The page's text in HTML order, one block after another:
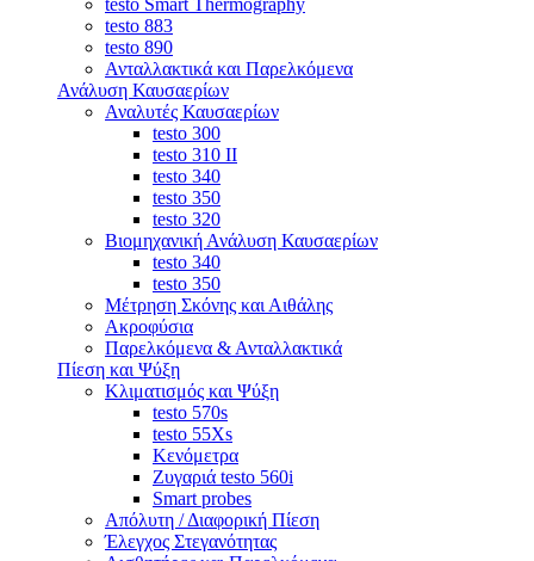
testo Smart Thermography
testo 883
testo 890
Ανταλλακτικά και Παρελκόμενα
Ανάλυση Καυσαερίων
Αναλυτές Καυσαερίων
testo 300
testo 310 ΙΙ
testo 340
testo 350
testo 320
Βιομηχανική Ανάλυση Καυσαερίων
testo 340
testo 350
Μέτρηση Σκόνης και Αιθάλης
Ακροφύσια
Παρελκόμενα & Ανταλλακτικά
Πίεση και Ψύξη
Κλιματισμός και Ψύξη
testo 570s
testo 55Xs
Κενόμετρα
Ζυγαριά testo 560i
Smart probes
Απόλυτη / Διαφορική Πίεση
Έλεγχος Στεγανότητας